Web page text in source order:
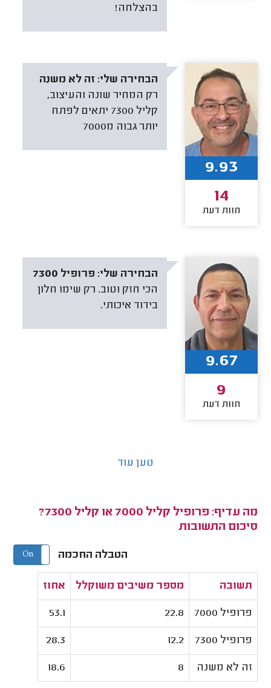
בהצלחה!
הבחירה שלי: זה לא משנה
רק המחיר שונה והעיצוב,
קליל 7300 יתאים לפתח
יותר גבוה מ7000
9.93
14
חוות דעת
הבחירה שלי: פרופיל 7300
הכי חזק וטוב. רק שימו חלון
בידוד איכותי.
9.67
9
חוות דעת
טען עוד
מה עדיף: פרופיל קליל 7000 או קליל 7300?
סיכום התשובות
הטבלה החכמה On Off
תשובה מספר משיבים משוקלל אחוז
פרופיל 7000 22.8
53.1
פרופיל 7300 12.2
28.3
זה לא משנה 8
18.6